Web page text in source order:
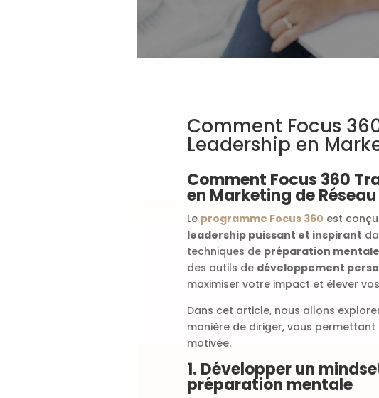
Comment Focus
Leadership en
Comment Focus 360
en Marketing de Réseau
Le programme Focus 360 est
leadership puissant et inspirant
techniques de préparation mentale
des outils de développement
maximiser votre impact et élever
Dans cet article, nous allons
manière de diriger, vous
motivée.
1. Développer un
préparation mentale